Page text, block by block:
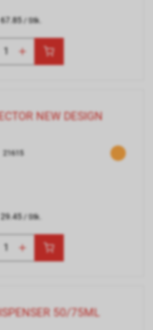
67.85/ Stk.
NEW DESIGN
21615
29.45/ Stk.
50/75ML